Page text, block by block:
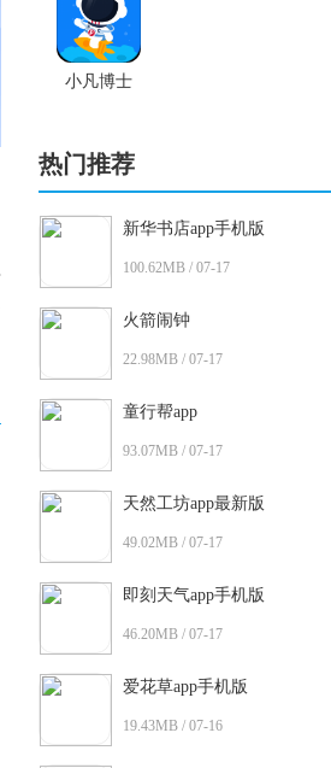
小凡博士
热门推荐
新华书店app手机版
100.62MB / 07-17
火箭闹钟
22.98MB / 07-17
童行帮app
93.07MB / 07-17
天然工坊app最新版
49.02MB / 07-17
即刻天气app手机版
46.20MB / 07-17
爱花草app手机版
19.43MB / 07-16